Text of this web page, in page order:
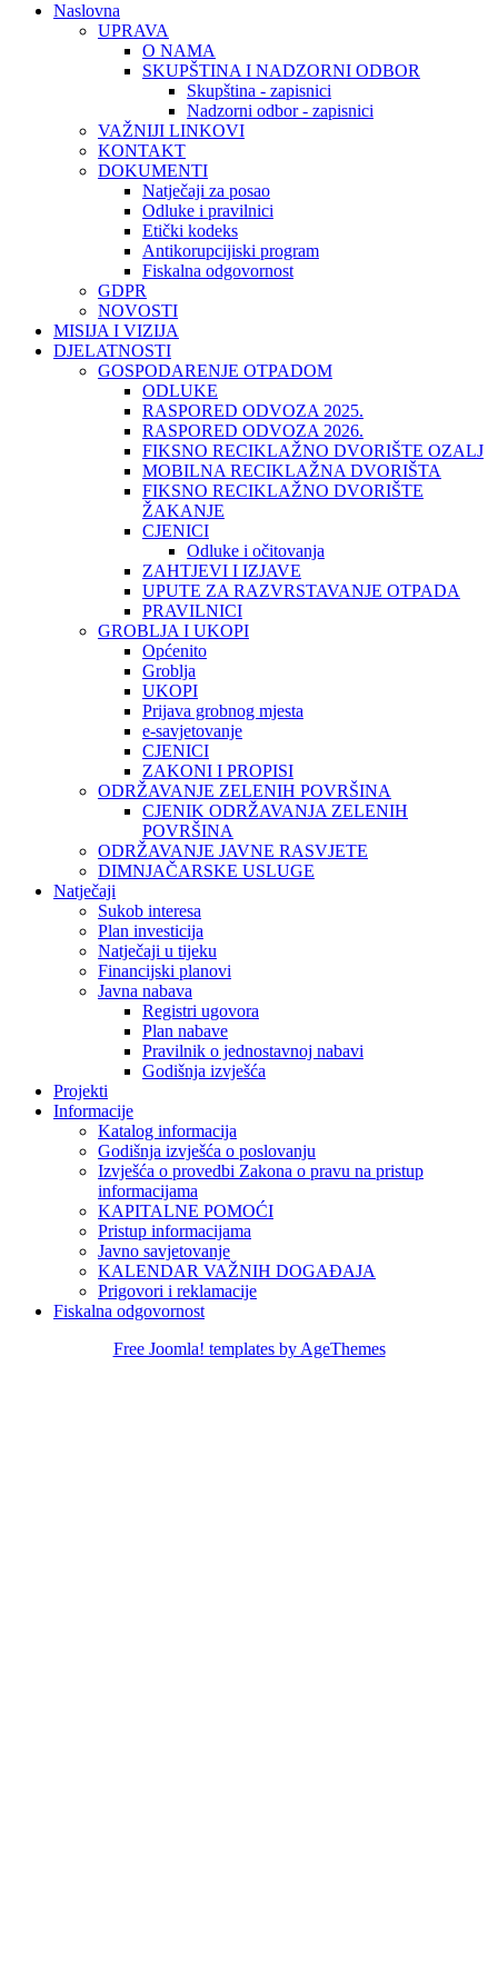
Naslovna
UPRAVA
O NAMA
SKUPŠTINA I NADZORNI ODBOR
Skupština - zapisnici
Nadzorni odbor - zapisnici
VAŽNIJI LINKOVI
KONTAKT
DOKUMENTI
Natječaji za posao
Odluke i pravilnici
Etički kodeks
Antikorupcijiski program
Fiskalna odgovornost
GDPR
NOVOSTI
MISIJA I VIZIJA
DJELATNOSTI
GOSPODARENJE OTPADOM
ODLUKE
RASPORED ODVOZA 2025.
RASPORED ODVOZA 2026.
FIKSNO RECIKLAŽNO DVORIŠTE OZALJ
MOBILNA RECIKLAŽNA DVORIŠTA
FIKSNO RECIKLAŽNO DVORIŠTE
ŽAKANJE
CJENICI
Odluke i očitovanja
ZAHTJEVI I IZJAVE
UPUTE ZA RAZVRSTAVANJE OTPADA
PRAVILNICI
GROBLJA I UKOPI
Općenito
Groblja
UKOPI
Prijava grobnog mjesta
e-savjetovanje
CJENICI
ZAKONI I PROPISI
ODRŽAVANJE ZELENIH POVRŠINA
CJENIK ODRŽAVANJA ZELENIH
POVRŠINA
ODRŽAVANJE JAVNE RASVJETE
DIMNJAČARSKE USLUGE
Natječaji
Sukob interesa
Plan investicija
Natječaji u tijeku
Financijski planovi
Javna nabava
Registri ugovora
Plan nabave
Pravilnik o jednostavnoj nabavi
Godišnja izvješća
Projekti
Informacije
Katalog informacija
Godišnja izvješća o poslovanju
Izvješća o provedbi Zakona o pravu na pristup
informacijama
KAPITALNE POMOĆI
Pristup informacijama
Javno savjetovanje
KALENDAR VAŽNIH DOGAĐAJA
Prigovori i reklamacije
Fiskalna odgovornost
Free Joomla! templates by AgeThemes